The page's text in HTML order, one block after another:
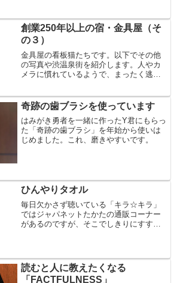
で、低くすれば子供でも押せ...
創業250年以上の宿・金具屋（そ
の３）
金具屋の看板猫たちです。以下でその他
の写真や渋温泉街を紹介します。人やカ
メラに慣れているようで、まったく逃げ
っかいを出していたら、牛のオブジェに
すっぽりおさまってしまい...
奇跡の歯ブラシを使っています
はみがき勇者を一緒に作ったY君にもらっ
た「奇跡の歯ブラシ」を年始から使いは
じめました。これ、磨きやすいです。
ひんやりタオル
毎日欠かさず聴いている「キラ☆キラ」
ではジャパネットたかたの通販コーナー
があるのですが、そこでしきりにすすめ
が持続します。吸水性もあ...
読むと人に教えたくなる
「FACTFULNESS」